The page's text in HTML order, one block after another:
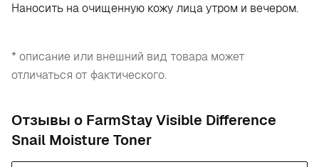
Наносить на очищенную кожу лица утром и вечером.
* описание или внешний вид товара может
отличаться от фактического.
Отзывы о FarmStay Visible Difference
Snail Moisture Toner